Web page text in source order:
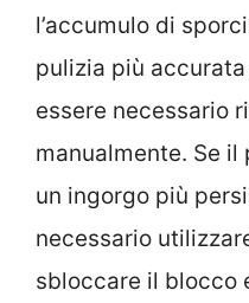
l’accumulo di
pulizia più
essere necessario
manualmente. Se
un ingorgo più
necessario
sbloccare il blocco